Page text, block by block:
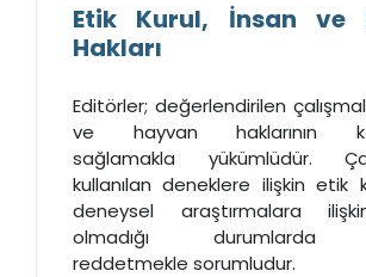
Etik Kurul, İnsan ve
Hakları
Editörler; değerlendirilen
ve hayvan haklarının
sağlamakla yükümlüdür.
kullanılan deneklere ilişkin etik
deneysel araştırmalara
olmadığı durumlarda
reddetmekle sorumludur.